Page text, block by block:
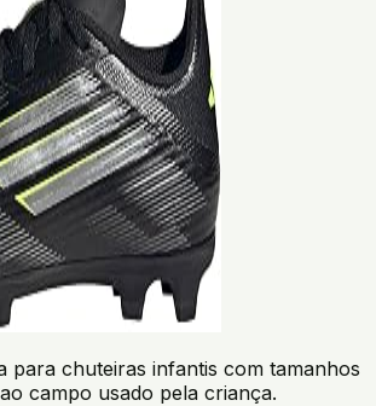
para chuteiras infantis com tamanhos
campo usado pela criança.